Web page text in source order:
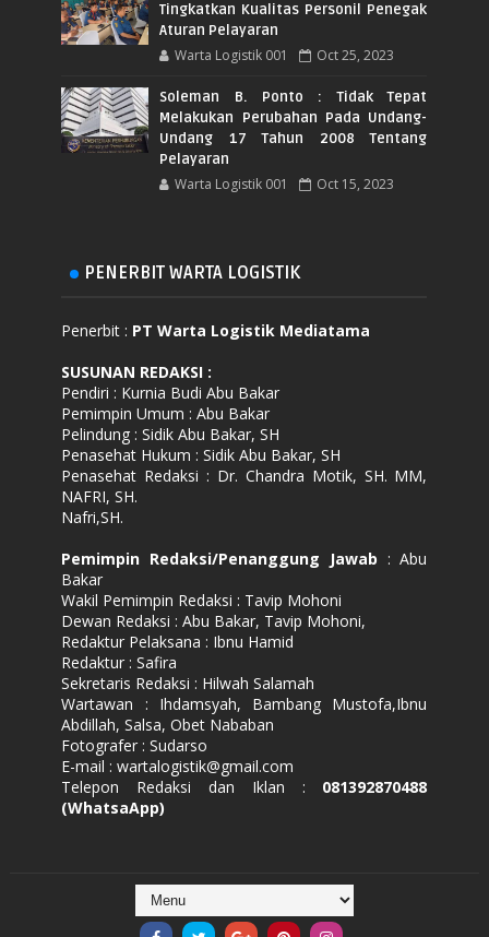
Tingkatkan Kualitas Personil Penegak
Aturan Pelayaran
Warta Logistik 001 Oct 25, 2023
Soleman B. Ponto : Tidak Tepat
Melakukan Perubahan Pada Undang-
Undang 17 Tahun 2008 Tentang
Pelayaran
Warta Logistik 001 Oct 15, 2023
PENERBIT WARTA LOGISTIK
Penerbit : PT Warta Logistik Mediatama
SUSUNAN REDAKSI :
Pendiri : Kurnia Budi Abu Bakar
Pemimpin Umum : Abu Bakar
Pelindung : Sidik Abu Bakar, SH
Penasehat Hukum : Sidik Abu Bakar, SH
Penasehat Redaksi : Dr. Chandra Motik, SH. MM,
NAFRI, SH.
Nafri,SH.
Pemimpin Redaksi/Penanggung Jawab : Abu
Bakar
Wakil Pemimpin Redaksi : Tavip Mohoni
Dewan Redaksi : Abu Bakar, Tavip Mohoni,
Redaktur Pelaksana : Ibnu Hamid
Redaktur : Safira
Sekretaris Redaksi : Hilwah Salamah
Wartawan : Ihdamsyah, Bambang Mustofa,Ibnu
Abdillah, Salsa, Obet Nababan
Fotografer : Sudarso
E-mail : wartalogistik@gmail.com
Telepon Redaksi dan Iklan : 081392870488
(WhatsaApp)